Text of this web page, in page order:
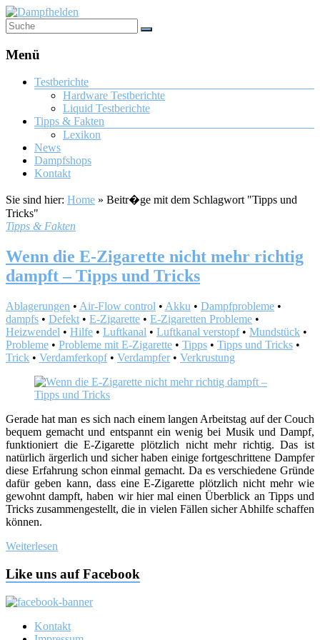
Menü
Testberichte
Hardware Testberichte
Liquid Testberichte
Tipps & Fakten
Lexikon
News
Dampfshops
Kontakt
Sie sind hier: Home » Beitr�ge mit dem Schlagwort "Tipps und
Tricks"
Tipps & Fakten
Wenn die E-Zigarette nicht mehr richtig
dampft – Tipps und Tricks
Ablagerungen • Air-Flow control • Akku • Dampfprobleme •
dampfs • Defekt • E-Zigarette • E-Zigaretten Probleme •
Heizwendel • Hilfe • Luftkanal • Luftkanal verstopf• Mundstück •
Probleme • Probleme mit E-Zigarette • Tipps • Tipps und Tricks •
Trick • Verdamferkopf• Verdampfer• Verkrustung
Gerade hat man es sich nach einem langen Arbeitstag auf der Couch
bequem gemacht und entspannt ein wenig bei Musik und Dampf,
funktioniert die E-Zigarette plötzlich nicht mehr richtig. Das ist
natürlich ärgerlich und sicher haben einige fortgeschrittene Dampfer
diese Erfahrung schon einmal gemacht. Da es verschiedene Gründe
dafür geben kann, dass eine E-Zigarette plötzlich nicht mehr wie
gewohnt dampft, haben wir hier mal einen Überblick an Tipps und
Tricks zusammengestellt, die in vielen Fällen sicher Abhilfe schaffen
können.
Weiterlesen
Like uns auf Facebook
Kontakt